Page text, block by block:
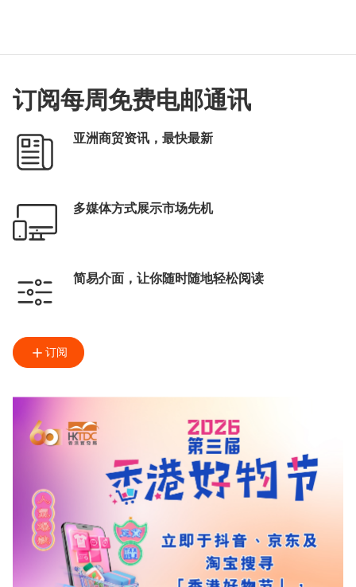
订阅每周免费电邮通讯
亚洲商贸资讯，最快最新
多媒体方式展示市场先机
简易介面，让你随时随地轻松阅读
订阅